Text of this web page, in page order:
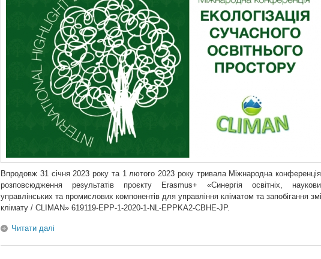
Впродовж 31 січня 2023 року та 1 лютого 2023 року тривала Міжнародна
розповсюдження результатів проєкту Erasmus+ «Синергія освітніх,
управлінських та промислових компонентів для управління кліматом та запобігання
клімату / CLIMAN» 619119-EPP-1-2020-1-NL-EPPKA2-CBHE-JP.
Читати далі